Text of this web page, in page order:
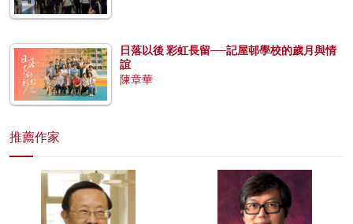
日落以後 彩虹長留──記屋邨學校的歲月與情
誼
陳章華
推薦作家